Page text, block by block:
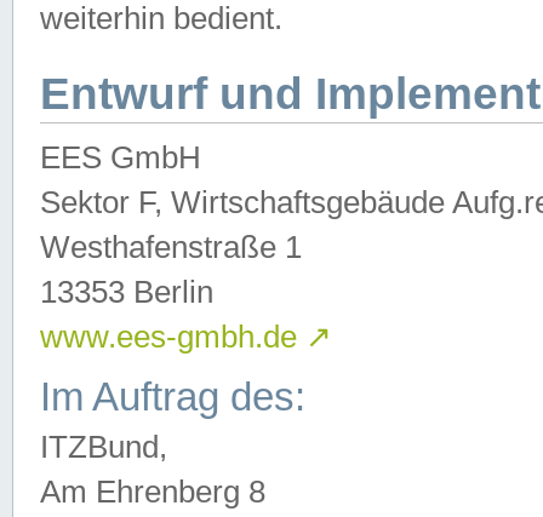
weiterhin bedient.
Entwurf und
EES GmbH
Sektor F, Wirtschaftsgebäude
Westhafenstraße 1
13353 Berlin
www.ees-gmbh.de ↗
Im Auftrag des:
ITZBund,
Am Ehrenberg 8